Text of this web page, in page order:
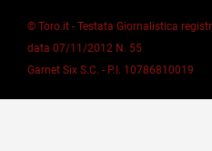
© Toro.it - Testata Giornalistica
data 07/11/2012 N. 55
Garnet Six S.C. - P.I. 10786810019